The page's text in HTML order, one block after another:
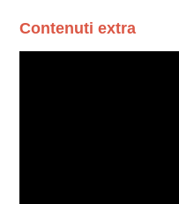
Contenuti extra